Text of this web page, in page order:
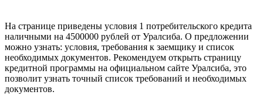
На странице приведены условия 1 потребительского кредита
наличными на 4500000 рублей от Уралсиба. О предложении
можно узнать: условия, требования к заемщику и список
необходимых документов. Рекомендуем открыть страницу
кредитной программы на официальном сайте Уралсиба, это
позволит узнать точный список требований и необходимых
документов.